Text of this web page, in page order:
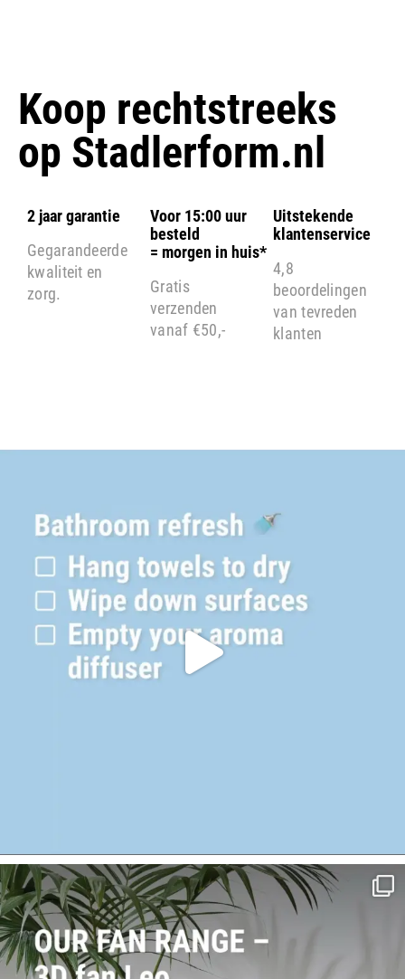
Koop rechtstreeks
op Stadlerform.nl
2 jaar garantie
Gegarandeerde
kwaliteit en
zorg.
Voor 15:00 uur
besteld
= morgen in huis*
Gratis
verzenden
vanaf €50,-
Uitstekende
klantenservice
4,8
beoordelingen
van tevreden
klanten